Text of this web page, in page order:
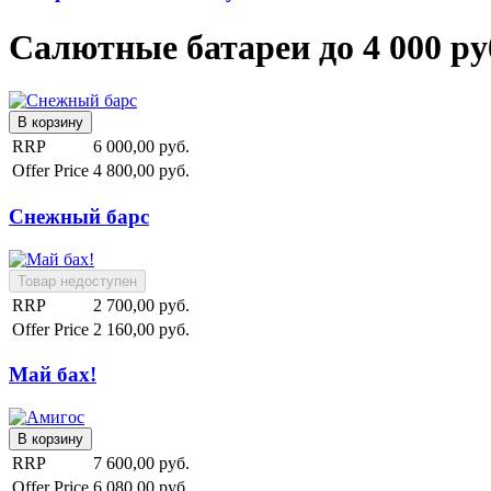
Салютные батареи до 4 000
RRP
6 000,00 руб.
Offer Price 4 800,00 руб.
Снежный барс
RRP
2 700,00 руб.
Offer Price 2 160,00 руб.
Май бах!
RRP
7 600,00 руб.
Offer Price 6 080,00 руб.